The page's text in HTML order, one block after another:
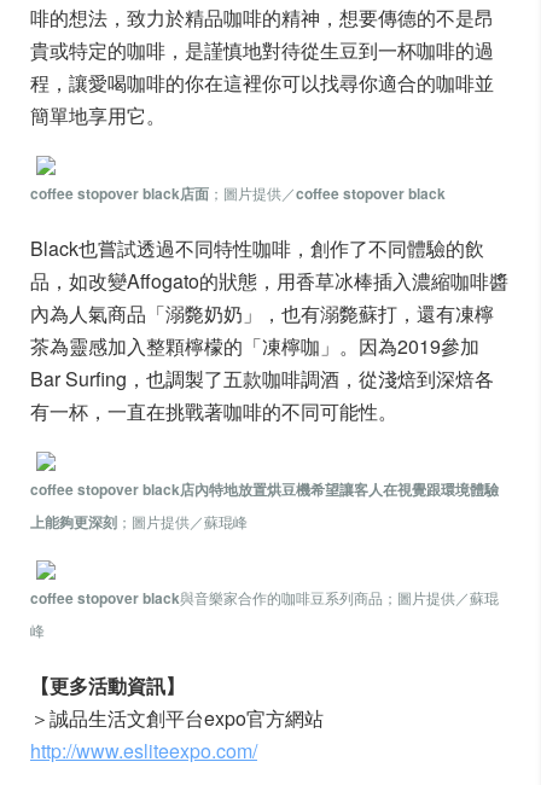
啡的想法，致力於精品咖啡的精神，想要傳德的不是昂
貴或特定的咖啡，是謹慎地對待從生豆到一杯咖啡的過
程，讓愛喝咖啡的你在這裡你可以找尋你適合的咖啡並
簡單地享用它。
coffee stopover black店面 ；圖片提供／coffee stopover black
Black也嘗試透過不同特性咖啡，創作了不同體驗的飲
品，如改變Affogato的狀態，用香草冰棒插入濃縮咖啡醬
內為人氣商品「溺斃奶奶」，也有溺斃蘇打，還有凍檸
茶為靈感加入整顆檸檬的「凍檸咖」。因為2019參加
Bar Surfing，也調製了五款咖啡調酒，從淺焙到深焙各
有一杯，一直在挑戰著咖啡的不同可能性。
coffee stopover black店內特地放置烘豆機希望讓客人在視覺跟環境體驗
上能夠更深刻 ；圖片提供／蘇琨峰
coffee stopover black與音樂家合作的咖啡豆系列商品；圖片提供／蘇琨
峰
【更多活動資訊】
＞誠品生活文創平台expo官方網站
http://www.esliteexpo.com/